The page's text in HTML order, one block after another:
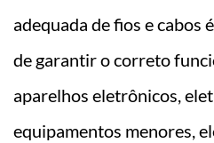
adequada de fios e cabos
de garantir o correto
aparelhos eletrônicos,
equipamentos menores,